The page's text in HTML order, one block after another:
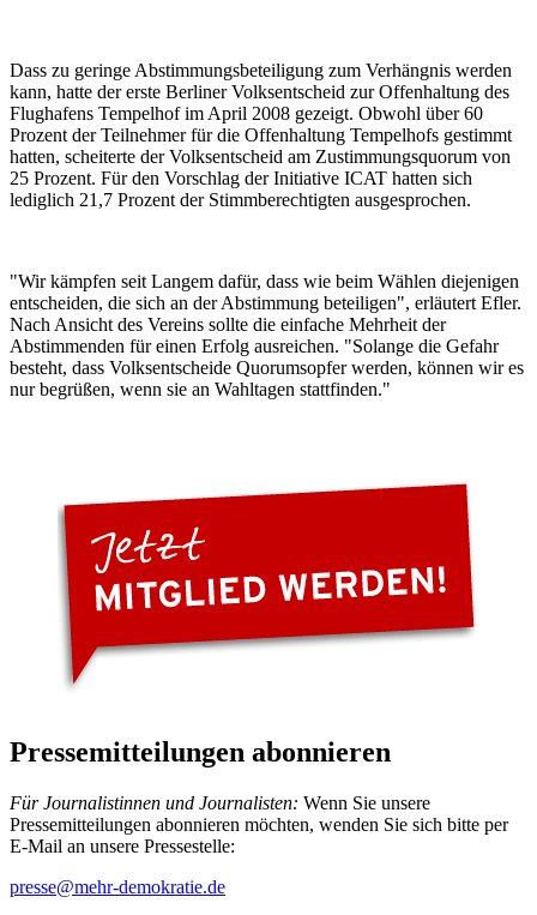
Dass zu geringe Abstimmungsbeteiligung zum Verhängnis werden
kann, hatte der erste Berliner Volksentscheid zur Offenhaltung des
Flughafens Tempelhof im April 2008 gezeigt. Obwohl über 60
Prozent der Teilnehmer für die Offenhaltung Tempelhofs gestimmt
hatten, scheiterte der Volksentscheid am Zustimmungsquorum von
25 Prozent. Für den Vorschlag der Initiative ICAT hatten sich
lediglich 21,7 Prozent der Stimmberechtigten ausgesprochen.
"Wir kämpfen seit Langem dafür, dass wie beim Wählen diejenigen
entscheiden, die sich an der Abstimmung beteiligen", erläutert Efler.
Nach Ansicht des Vereins sollte die einfache Mehrheit der
Abstimmenden für einen Erfolg ausreichen. "Solange die Gefahr
besteht, dass Volksentscheide Quorumsopfer werden, können wir es
nur begrüßen, wenn sie an Wahltagen stattfinden."
Pressemitteilungen abonnieren
Für Journalistinnen und Journalisten: Wenn Sie unsere
Pressemitteilungen abonnieren möchten, wenden Sie sich bitte per
E-Mail an unsere Pressestelle:
presse@mehr-demokratie.de